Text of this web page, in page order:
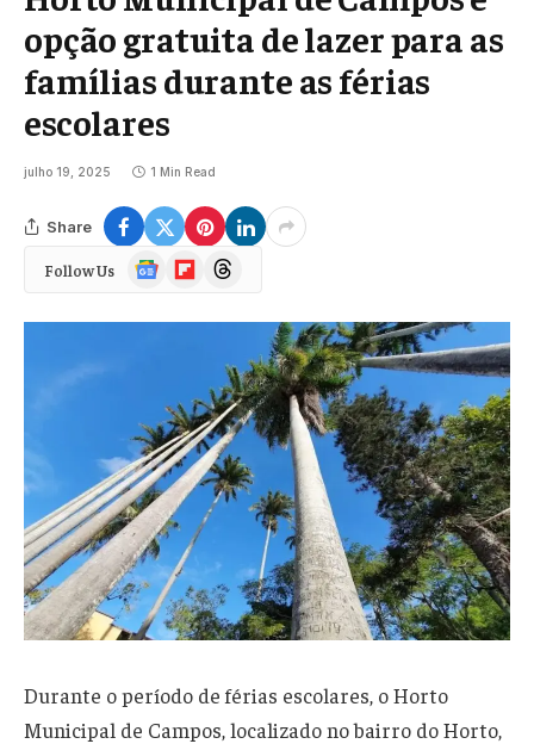
opção gratuita de lazer para as
famílias durante as férias
escolares
julho 19, 2025 1 Min Read
Share
Follow Us
GoogleFlipboardThreads
Durante o período de férias escolares, o Horto
Municipal de Campos, localizado no bairro do Horto,